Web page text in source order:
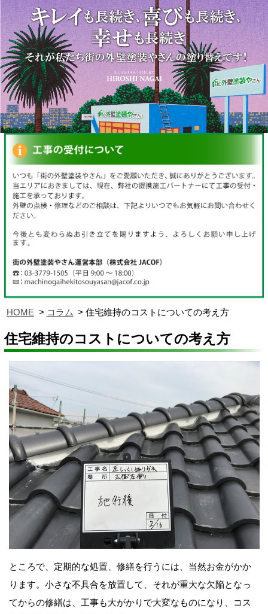
HOME コラム 住宅維持のコストについての考え方
住宅維持のコストについての考え方
ところで、定期的な処置、修繕を行うには、当然お金がかか
ります。小さな不具合を放置して、それが重大な欠陥となっ
てからの修繕は、工事も大がかりで大変なものになり、コス